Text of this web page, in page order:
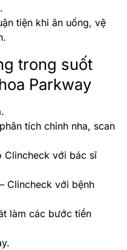
tiện khi ăn uống, vệ
trong suốt
Parkway
tích chỉnh nha, scan
Clincheck với bác sĩ
Clincheck với bệnh
làm các bước tiền